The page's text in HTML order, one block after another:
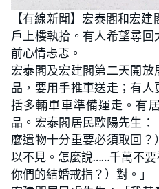
n
m
t
e
o
a
d
e
d
3
.
2
8
%
【有線新聞】宏泰閣和宏
戶上樓執拾。有人希望尋
前心情忐忑。
宏泰閣及宏建閣第二天開
品，要用手推車送走；有
括多輛單車準備運走。有
品。宏泰閣居民歐陽先生
麼遺物十分重要必須取回
以不見。怎麼說……千萬不
你們的結婚戒指？）對。」